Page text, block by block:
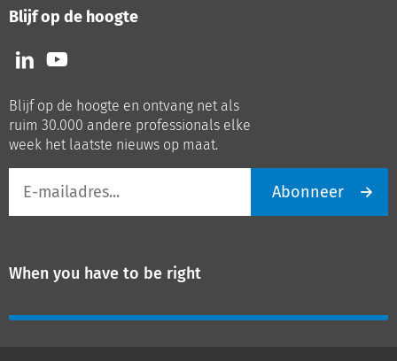
Blijf op de hoogte
Volg
ons
LinkedIn
Volg
ons
Youtube
Blijf op de hoogte en ontvang net als
ruim 30.000 andere professionals elke
week het laatste nieuws op maat.
mailadres
Abonneer
When you have to be right